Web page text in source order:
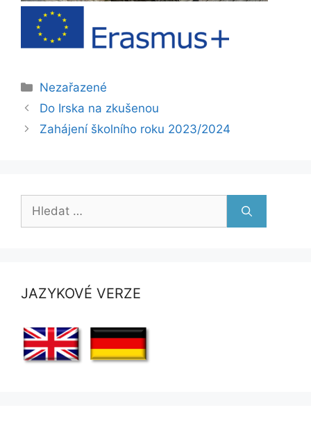
Rubriky
Nezařazené
Do Irska na zkušenou
Zahájení školního roku 2023/2024
Hledat:
JAZYKOVÉ VERZE